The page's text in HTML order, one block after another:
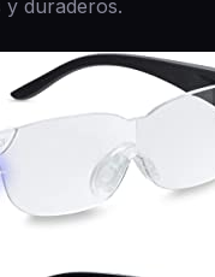
duraderos.